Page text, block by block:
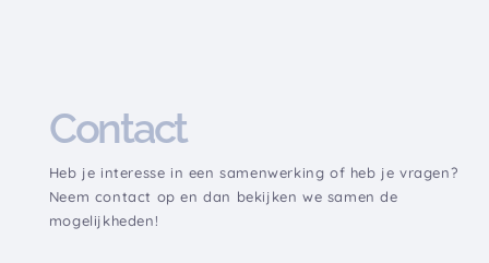
Contact
Heb je interesse in een samenwerking of heb je vragen?
Neem contact op en dan bekijken we samen de
mogelijkheden!